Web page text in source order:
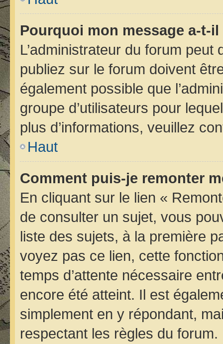
Pourquoi mon message a-t-
L’administrateur du forum
publiez sur le forum doivent
également possible que
groupe d’utilisateurs pour
plus d’informations, veuillez
Haut
Comment puis-je remonter
En cliquant sur le lien «
de consulter un sujet, vous
liste des sujets, à la première
voyez pas ce lien, cette
temps d’attente nécessaire
encore été atteint. Il est
simplement en y répondant,
respectant les règles du forum.